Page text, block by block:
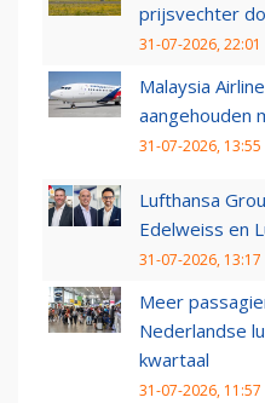
prijsvechter
31-07-2026, 22:01
Malaysia
aangehouden
31-07-2026, 13:55
Lufthansa
Edelweiss en
31-07-2026, 13:17
Meer
Nederlandse
kwartaal
31-07-2026, 11:57